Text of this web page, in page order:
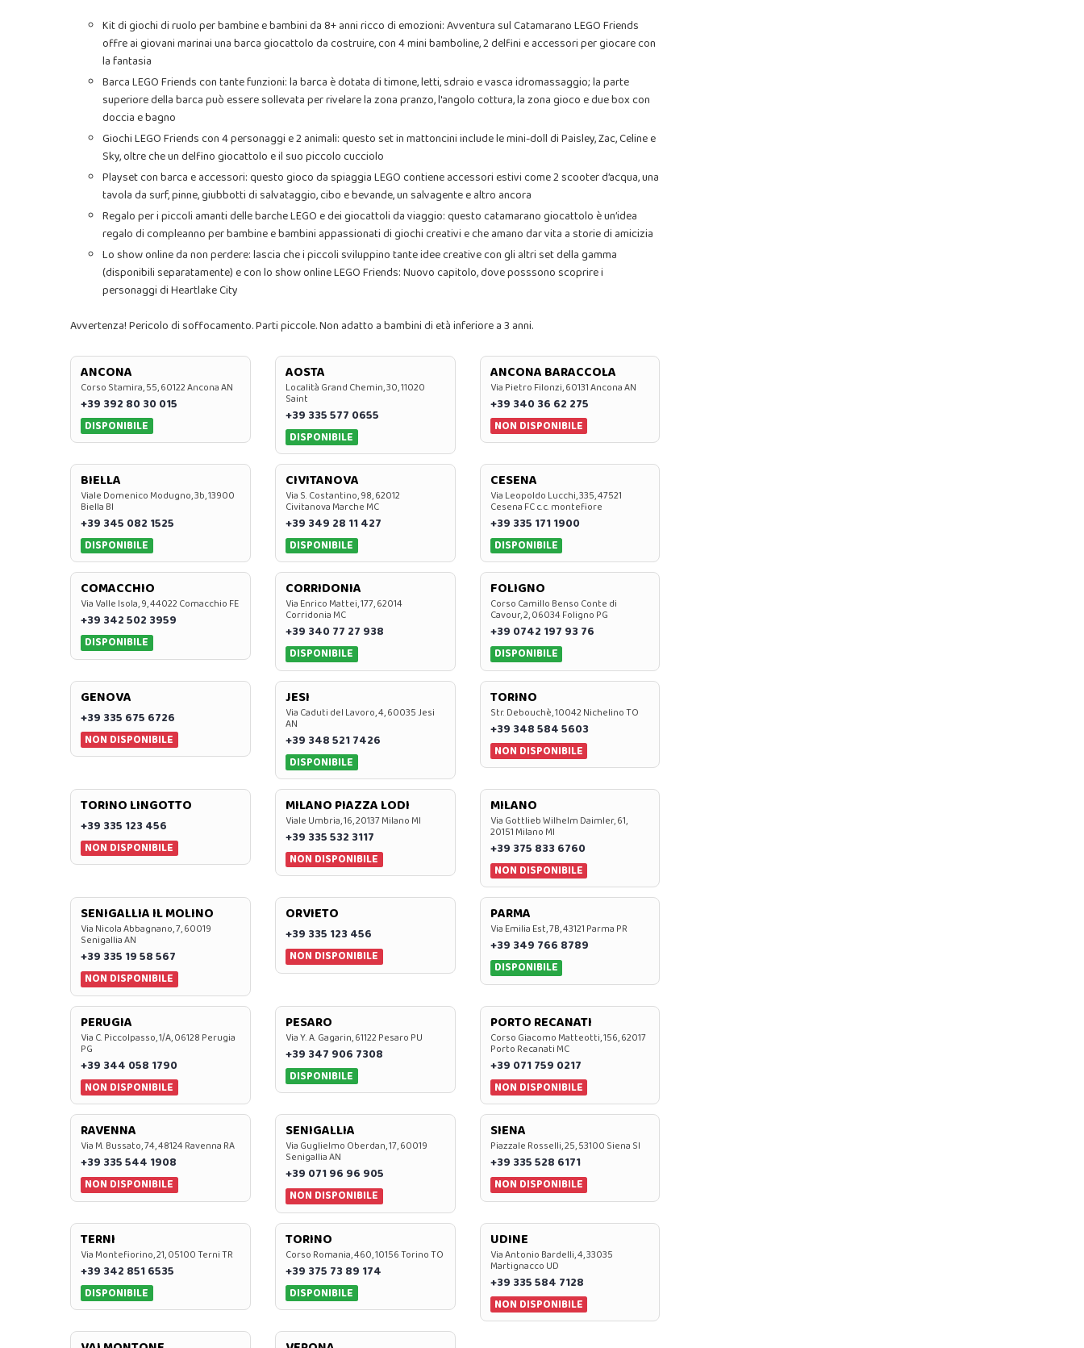
Kit di giochi di ruolo per bambine e bambini da 8+ anni ricco di emozioni: Avventura sul Catamarano LEGO Friends
offre ai giovani marinai una barca giocattolo da costruire, con 4 mini bamboline, 2 delfini e accessori per giocare con
la fantasia
Barca LEGO Friends con tante funzioni: la barca è dotata di timone, letti, sdraio e vasca idromassaggio; la parte
superiore della barca può essere sollevata per rivelare la zona pranzo, l'angolo cottura, la zona gioco e due box con
doccia e bagno
Giochi LEGO Friends con 4 personaggi e 2 animali: questo set in mattoncini include le mini-doll di Paisley, Zac, Celine e
Sky, oltre che un delfino giocattolo e il suo piccolo cucciolo
Playset con barca e accessori: questo gioco da spiaggia LEGO contiene accessori estivi come 2 scooter d’acqua, una
tavola da surf, pinne, giubbotti di salvataggio, cibo e bevande, un salvagente e altro ancora
Regalo per i piccoli amanti delle barche LEGO e dei giocattoli da viaggio: questo catamarano giocattolo è un’idea
regalo di compleanno per bambine e bambini appassionati di giochi creativi e che amano dar vita a storie di amicizia
Lo show online da non perdere: lascia che i piccoli sviluppino tante idee creative con gli altri set della gamma
(disponibili separatamente) e con lo show online LEGO Friends: Nuovo capitolo, dove posssono scoprire i
personaggi di Heartlake City
Avvertenza! Pericolo di soffocamento. Parti piccole. Non adatto a bambini di età inferiore a 3 anni.
ANCONA
Corso Stamira, 55, 60122 Ancona AN
+39 392 80 30 015
DISPONIBILE
AOSTA
Località Grand Chemin, 30, 11020
Saint
+39 335 577 0655
DISPONIBILE
ANCONA BARACCOLA
Via Pietro Filonzi, 60131 Ancona AN
+39 340 36 62 275
NON DISPONIBILE
BIELLA
Viale Domenico Modugno, 3b, 13900
Biella BI
+39 345 082 1525
DISPONIBILE
CIVITANOVA
Via S. Costantino, 98, 62012
Civitanova Marche MC
+39 349 28 11 427
DISPONIBILE
CESENA
Via Leopoldo Lucchi, 335, 47521
Cesena FC c.c. montefiore
+39 335 171 1900
DISPONIBILE
COMACCHIO
Via Valle Isola, 9, 44022 Comacchio FE
+39 342 502 3959
DISPONIBILE
CORRIDONIA
Via Enrico Mattei, 177, 62014
Corridonia MC
+39 340 77 27 938
DISPONIBILE
FOLIGNO
Corso Camillo Benso Conte di
Cavour, 2, 06034 Foligno PG
+39 0742 197 93 76
DISPONIBILE
GENOVA
+39 335 675 6726
NON DISPONIBILE
JESI
Via Caduti del Lavoro, 4, 60035 Jesi
AN
+39 348 521 7426
DISPONIBILE
TORINO
Str. Debouchè, 10042 Nichelino TO
+39 348 584 5603
NON DISPONIBILE
TORINO LINGOTTO
+39 335 123 456
NON DISPONIBILE
MILANO PIAZZA LODI
Viale Umbria, 16, 20137 Milano MI
+39 335 532 3117
NON DISPONIBILE
MILANO
Via Gottlieb Wilhelm Daimler, 61,
20151 Milano MI
+39 375 833 6760
NON DISPONIBILE
SENIGALLIA IL MOLINO
Via Nicola Abbagnano, 7, 60019
Senigallia AN
+39 335 19 58 567
NON DISPONIBILE
ORVIETO
+39 335 123 456
NON DISPONIBILE
PARMA
Via Emilia Est, 7B, 43121 Parma PR
+39 349 766 8789
DISPONIBILE
PERUGIA
Via C. Piccolpasso, 1/A, 06128 Perugia
PG
+39 344 058 1790
NON DISPONIBILE
PESARO
Via Y. A. Gagarin, 61122 Pesaro PU
+39 347 906 7308
DISPONIBILE
PORTO RECANATI
Corso Giacomo Matteotti, 156, 62017
Porto Recanati MC
+39 071 759 0217
NON DISPONIBILE
RAVENNA
Via M. Bussato, 74, 48124 Ravenna RA
+39 335 544 1908
NON DISPONIBILE
SENIGALLIA
Via Guglielmo Oberdan, 17, 60019
Senigallia AN
+39 071 96 96 905
NON DISPONIBILE
SIENA
Piazzale Rosselli, 25, 53100 Siena SI
+39 335 528 6171
NON DISPONIBILE
TERNI
Via Montefiorino, 21, 05100 Terni TR
+39 342 851 6535
DISPONIBILE
TORINO
Corso Romania, 460, 10156 Torino TO
+39 375 73 89 174
DISPONIBILE
UDINE
Via Antonio Bardelli, 4, 33035
Martignacco UD
+39 335 584 7128
NON DISPONIBILE